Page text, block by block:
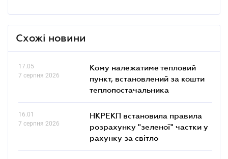
Схожі новини
17.05
7 серпня 2026
Кому належатиме тепловий
пункт, встановлений за кошти
теплопостачальника
16.01
7 серпня 2026
НКРЕКП встановила правила
розрахунку "зеленої" частки у
рахунку за світло